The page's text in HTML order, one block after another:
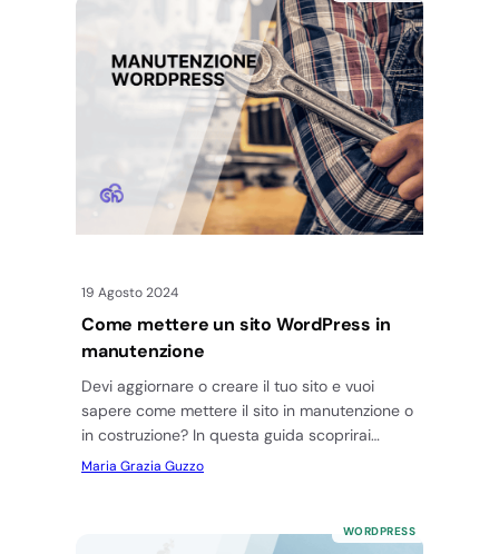
19 Agosto 2024
Come mettere un sito WordPress in
manutenzione
Devi aggiornare o creare il tuo sito e vuoi
sapere come mettere il sito in manutenzione o
in costruzione? In questa guida scoprirai
passo passo…
Maria Grazia Guzzo
WORDPRESS